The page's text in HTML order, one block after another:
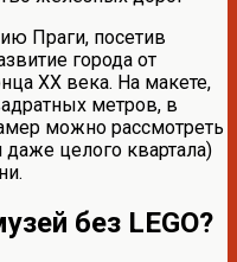
Праги, посетив
города от
XX века. На макете,
метров, в
можно рассмотреть
даже целого квартала)
без LEGO?